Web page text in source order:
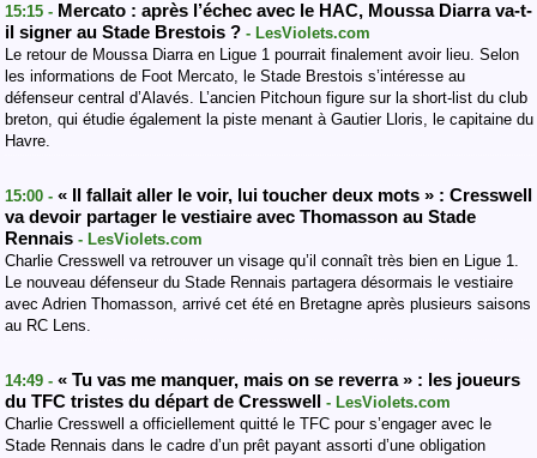
15:15 - Mercato : après l’échec avec le HAC, Moussa Diarra va-t-
il signer au Stade Brestois ? - LesViolets.com
Le retour de Moussa Diarra en Ligue 1 pourrait finalement avoir lieu. Selon
les informations de Foot Mercato, le Stade Brestois s’intéresse au
défenseur central d’Alavés. L’ancien Pitchoun figure sur la short-list du club
breton, qui étudie également la piste menant à Gautier Lloris, le capitaine du
Havre.
15:00 - « Il fallait aller le voir, lui toucher deux mots » : Cresswell
va devoir partager le vestiaire avec Thomasson au Stade
Rennais - LesViolets.com
Charlie Cresswell va retrouver un visage qu’il connaît très bien en Ligue 1.
Le nouveau défenseur du Stade Rennais partagera désormais le vestiaire
avec Adrien Thomasson, arrivé cet été en Bretagne après plusieurs saisons
au RC Lens.
14:49 - « Tu vas me manquer, mais on se reverra » : les joueurs
du TFC tristes du départ de Cresswell - LesViolets.com
Charlie Cresswell a officiellement quitté le TFC pour s’engager avec le
Stade Rennais dans le cadre d’un prêt payant assorti d’une obligation